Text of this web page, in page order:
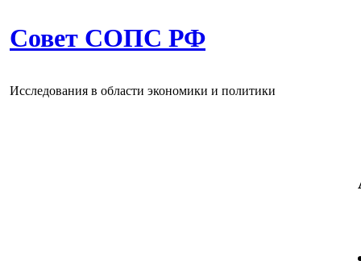
Совет СОПС РФ
Исследования в области экономики и политики